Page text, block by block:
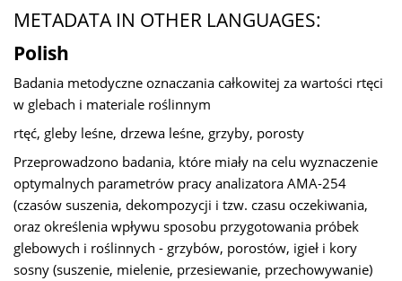
METADATA IN OTHER LANGUAGES:
Polish
Badania metodyczne oznaczania całkowitej za wartości rtęci
w glebach i materiale roślinnym
rtęć, gleby leśne, drzewa leśne, grzyby, porosty
Przeprowadzono badania, które miały na celu wyznaczenie
optymalnych parametrów pracy analizatora AMA-254
(czasów suszenia, dekompozycji i tzw. czasu oczekiwania,
oraz określenia wpływu sposobu przygotowania próbek
glebowych i roślinnych - grzybów, porostów, igieł i kory
sosny (suszenie, mielenie, przesiewanie, przechowywanie)